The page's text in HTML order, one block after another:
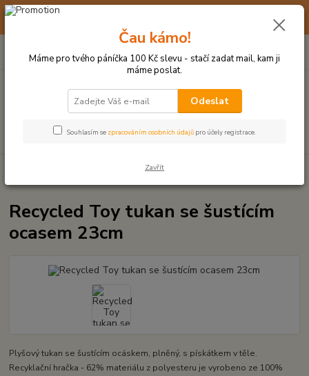
☀️ 10. - 14. SRPNA 2026 MÁME DOVOLENOU ☀️ OBJEDNÁVKY
Hledat
po–pá: 9–17 hod.
za0 Kč
PLYŠOVÉ A TEXTILNÍ HRAČKY
Recycled Toy tukan se šustícím
ocasem 23cm
Plyšový tukan se šustícím ocáskem, plněný, s pískátkem v těle.
Recyklační hračka - 62% materiálu z polyesteru je vyrobeno ze 100%
Čau kámo!
Máme pro tvého páníčka 100 Kč slevu - stačí zadat mail, kam ji
máme poslat.
Odeslat
Souhlasím se zpracováním osobních údajů pro účely registrace.
Zavřít